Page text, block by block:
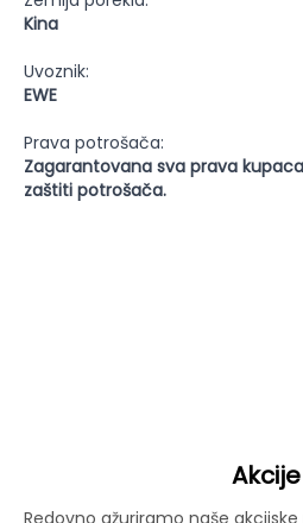
Kina
Uvoznik:
EWE
Prava potrošača:
Zagarantovana sva prava
zaštiti potrošača.
Akcije
Redovno ažuriramo naše